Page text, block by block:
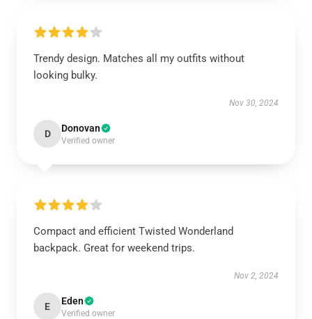
Trendy design. Matches all my outfits without
looking bulky.
Nov 30, 2024
D Donovan
Verified owner
Compact and efficient Twisted Wonderland
backpack. Great for weekend trips.
Nov 2, 2024
E Eden
Verified owner